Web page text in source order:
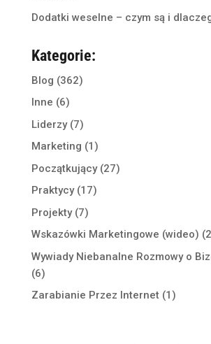
Dodatki weselne – czym są i
Kategorie:
Blog (362)
Inne (6)
Liderzy(7)
Marketing (1)
Początkujący(27)
Praktycy(17)
Projekty(7)
Wskazówki Marketingowe (wideo)
Wywiady Niebanalne Rozmowy o
(6)
Zarabianie Przez Internet(1)